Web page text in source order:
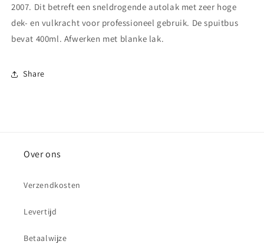
2007
2007
2007. Dit betreft een sneldrogende autolak met zeer hoge
dek- en vulkracht voor professioneel gebruik. De spuitbus
bevat 400ml. Afwerken met blanke lak.
Share
Over ons
Verzendkosten
Levertijd
Betaalwijze